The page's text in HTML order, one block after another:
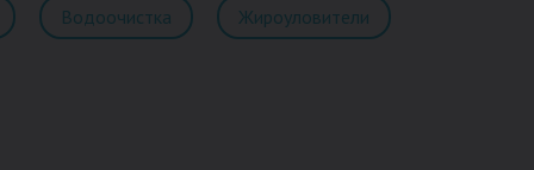
Водоочистка Жироуловители